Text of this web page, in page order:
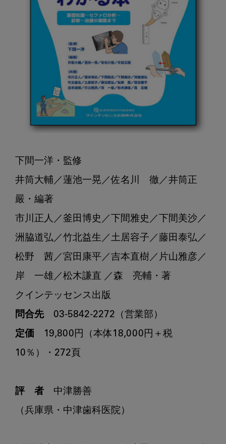
下間一洋・監修
井筒大輔／蓮池一晃／佐名川　徹／井筒正
嚴・編著
市川正人／釜田博史／下間雅史／下間美沙／
洲脇道弘／竹北益生／土居容子／藤田泰弘／
松野　茜／宮田康平／吉本直樹／片山雅彦／
岸　一雄／松木謙直 ／森　亮輔・著
問合先
定価 19,800円（本体18,000円＋税
10％）・272頁
評　者 中津勝善
（兵庫県・中津歯科医院）